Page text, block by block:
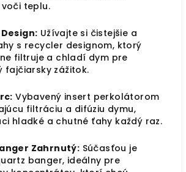
teplu.
Užívajte si čistejšie a
s recycler designom, ktorý
filtruje a chladí dym pre
fajčiarsky zážitok.
Vybavený insert perkolátorom
filtráciu a difúziu dymu,
hladké a chutné ťahy každý raz.
Zahrnutý: Súčasťou je
banger, ideálny pre